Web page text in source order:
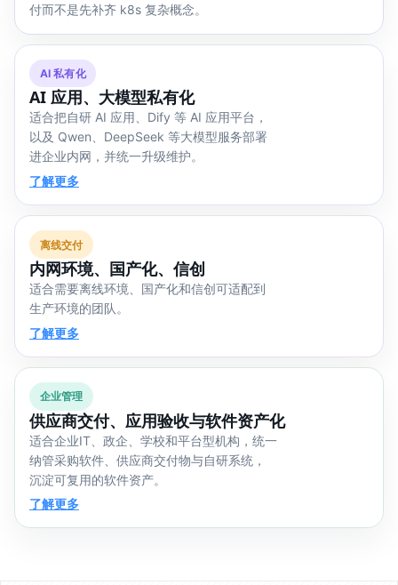
付而不是先补齐 k8s 复杂概念。
AI 私有化
AI 应用、大模型私有化
适合把自研 AI 应用、Dify 等 AI 应用平台，
以及 Qwen、DeepSeek 等大模型服务部署
进企业内网，并统一升级维护。
了解更多
离线交付
内网环境、国产化、信创
适合需要离线环境、国产化和信创可适配到
生产环境的团队。
了解更多
企业管理
供应商交付、应用验收与软件资产化
适合企业IT、政企、学校和平台型机构，统一
纳管采购软件、供应商交付物与自研系统，
沉淀可复用的软件资产。
了解更多